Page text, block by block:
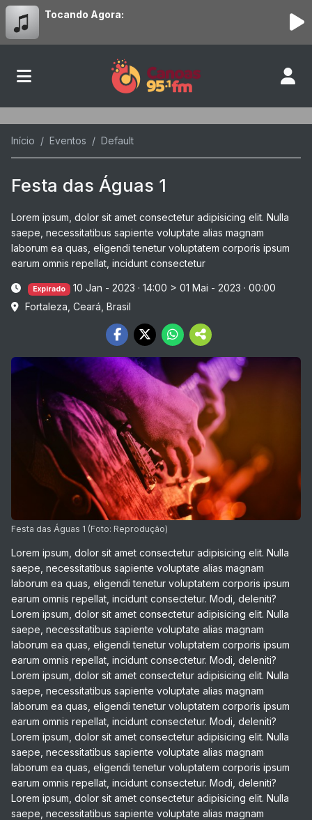
Tocando Agora:
Início Eventos Default
Festa das Águas 1
Lorem ipsum, dolor sit amet consectetur adipisicing elit. Nulla
saepe, necessitatibus sapiente voluptate alias magnam
laborum ea quas, eligendi tenetur voluptatem corporis ipsum
earum omnis repellat, incidunt consectetur
Expirado 10 Jan - 2023 · 14:00 > 01 Mai - 2023 · 00:00
Fortaleza, Ceará, Brasil
Festa das Águas 1 (Foto: Reprodução)
Lorem ipsum, dolor sit amet consectetur adipisicing elit. Nulla
saepe, necessitatibus sapiente voluptate alias magnam
laborum ea quas, eligendi tenetur voluptatem corporis ipsum
earum omnis repellat, incidunt consectetur. Modi, deleniti?
Lorem ipsum, dolor sit amet consectetur adipisicing elit. Nulla
saepe, necessitatibus sapiente voluptate alias magnam
laborum ea quas, eligendi tenetur voluptatem corporis ipsum
earum omnis repellat, incidunt consectetur. Modi, deleniti?
Lorem ipsum, dolor sit amet consectetur adipisicing elit. Nulla
saepe, necessitatibus sapiente voluptate alias magnam
laborum ea quas, eligendi tenetur voluptatem corporis ipsum
earum omnis repellat, incidunt consectetur. Modi, deleniti?
Lorem ipsum, dolor sit amet consectetur adipisicing elit. Nulla
saepe, necessitatibus sapiente voluptate alias magnam
laborum ea quas, eligendi tenetur voluptatem corporis ipsum
earum omnis repellat, incidunt consectetur. Modi, deleniti?
Lorem ipsum, dolor sit amet consectetur adipisicing elit. Nulla
saepe, necessitatibus sapiente voluptate alias magnam